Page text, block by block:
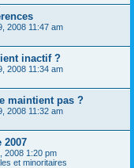
2008 11:47 am
inactif ?
2008 11:34 am
maintient pas ?
2008 11:32 am
2007
2008 1:20 pm
et minoritaires